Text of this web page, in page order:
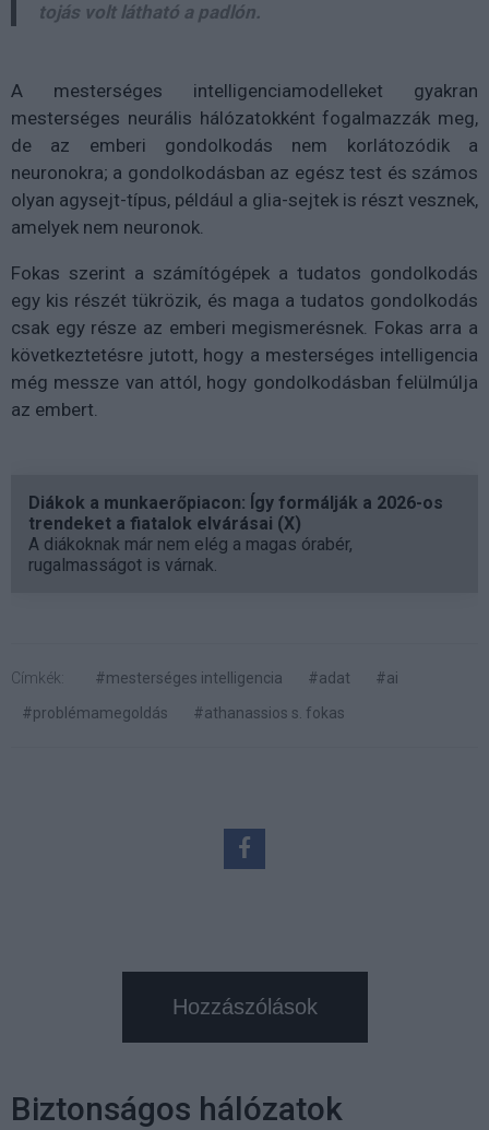
tojás volt látható a padlón.
A mesterséges intelligenciamodelleket gyakran
mesterséges neurális hálózatokként fogalmazzák meg,
de az emberi gondolkodás nem korlátozódik a
neuronokra; a gondolkodásban az egész test és számos
olyan agysejt-típus, például a glia-sejtek is részt vesznek,
amelyek nem neuronok.
Fokas szerint a számítógépek a tudatos gondolkodás
egy kis részét tükrözik, és maga a tudatos gondolkodás
csak egy része az emberi megismerésnek. Fokas arra a
következtetésre jutott, hogy a mesterséges intelligencia
még messze van attól, hogy gondolkodásban felülmúlja
az embert.
Diákok a munkaerőpiacon: Így formálják a 2026-os
trendeket a fiatalok elvárásai (X)
A diákoknak már nem elég a magas órabér,
rugalmasságot is várnak.
Címkék: #mesterséges intelligencia #adat
#ai
#problémamegoldás
#athanassios s. fokas
Hozzászólások
Biztonságos hálózatok